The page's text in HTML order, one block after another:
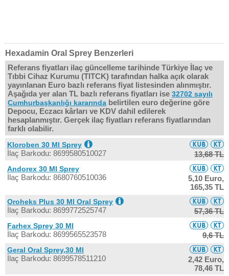
Hexadamin Oral Sprey Benzerleri
Referans fiyatları ilaç güncelleme tarihinde Türkiye İlaç ve
Tıbbi Cihaz Kurumu (TITCK) tarafından halka açık olarak
yayınlanan Euro bazlı referans fiyat listesinden alınmıştır.
Aşağıda yer alan TL bazlı referans fiyatları ise 32702 sayılı
Cumhurbaşkanlığı kararında belirtilen euro değerine göre
Depocu, Eczacı kârları ve KDV dahil edilerek
hesaplanmıştır. Gerçek ilaç fiyatları referans fiyatlarından
farklı olabilir.
Kloroben 30 Ml Sprey
İlaç Barkodu: 8699580510027 13,68 TL
Andorex 30 Ml Sprey
İlaç Barkodu: 8680760510036
5,10 Euro,
165,35 TL
Oroheks Plus 30 Ml Oral Sprey
İlaç Barkodu: 8699772525747 57,36 TL
Farhex Sprey 30 Ml
İlaç Barkodu: 8699565523578 9,6 TL
Geral Oral Sprey,30 Ml
İlaç Barkodu: 8699578511210
2,42 Euro,
78,46 TL